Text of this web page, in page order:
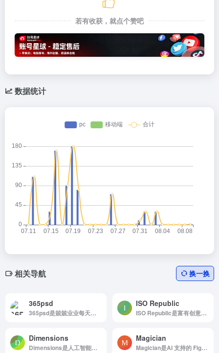
若有收获，就点个赞吧
数据统计
相关导航 换一换
365psd
365psd是兢兢业业每天更新着用户界面相关的PSD
ISO Republic
ISO Republic是富有创意的高品质图片站，含收费图片
Dimensions
Dimensions是人工智能软件，通过允许用户快速构建资产包来加速创意工作流程。功能包括通过文本、图像引用或整个场景控制生成过程的能力、一致的360°纹理、数百个功能的快速发布以及协作功能。...
Magician
Magician是AI 支持的 Figma 神奇设计工具